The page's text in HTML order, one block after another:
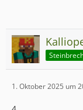
1. Oktober 2025 um